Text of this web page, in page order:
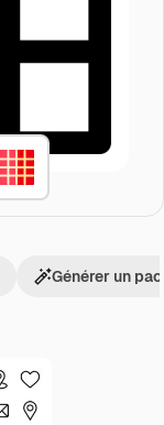
Générer un